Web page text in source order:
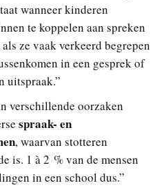
wanneer kinderen
te koppelen aan spreken
ze vaak verkeerd begrepen
in een gesprek of
uitspraak.”
verschillende oorzaken
spraak- en
, waarvan stotteren
is. 1 à 2 % van de mensen
in een school dus.”